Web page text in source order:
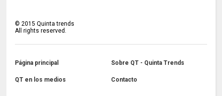
© 2015 Quinta trends
All rights reserved.
Página principal Sobre QT - Quinta Trends
QT en los medios Contacto